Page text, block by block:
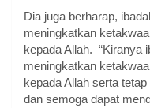
Dia juga berharap,
meningkatkan
kepada Allah. “Kiranya
meningkatkan
kepada Allah serta
dan semoga dapat